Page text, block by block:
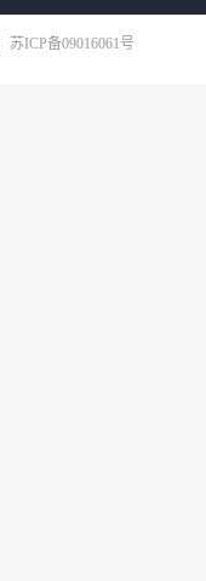
苏ICP备09016061号